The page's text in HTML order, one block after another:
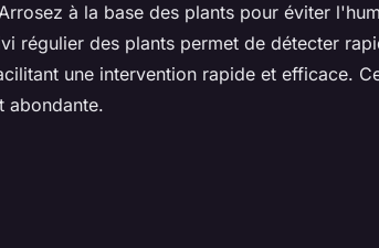
à la base des plants pour éviter
régulier des plants permet de détecter
une intervention rapide et efficace.
abondante.